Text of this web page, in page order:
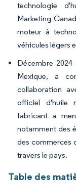
technologie
Marketing
moteur à
véhicules légers
Décembre 2024
Mexique, a
collaboration
officiel d'huile
fabricant a
notamment des
des commerces
travers le pays.
Table des